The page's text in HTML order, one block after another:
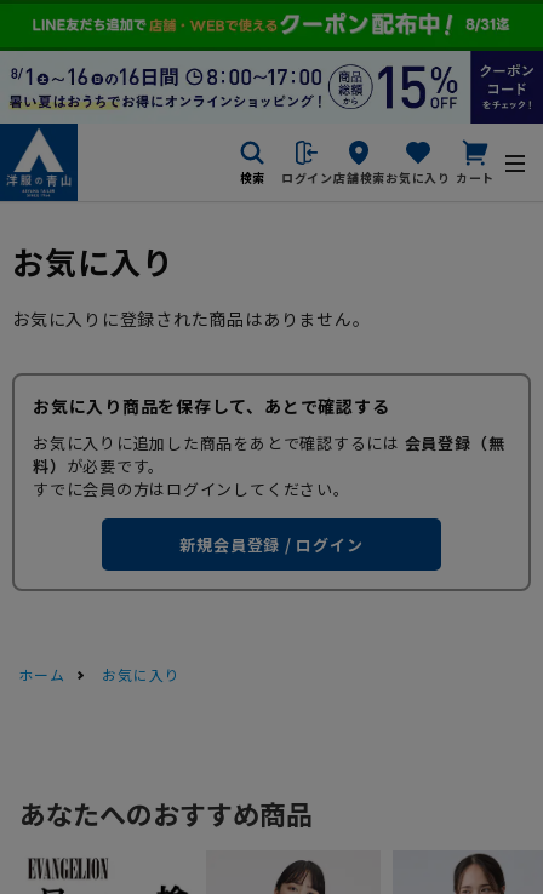
検索 ログイン店舗検索お気に入り カート
お気に入り
お気に入りに登録された商品はありません。
お気に入り商品を保存して、あとで確認する
お気に入りに追加した商品をあとで確認するには 会員登録（無
料） が必要です。
すでに会員の方はログインしてください。
新規会員登録 / ログイン
ホーム お気に入り